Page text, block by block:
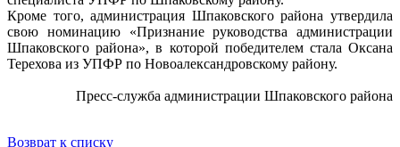
Кроме того, администрация Шпаковского района утвердила
свою номинацию «Признание руководства администрации
Шпаковского района», в которой победителем стала Оксана
Терехова из УПФР по Новоалександровскому району.
Пресс-служба администрации Шпаковского района
Возврат к списку